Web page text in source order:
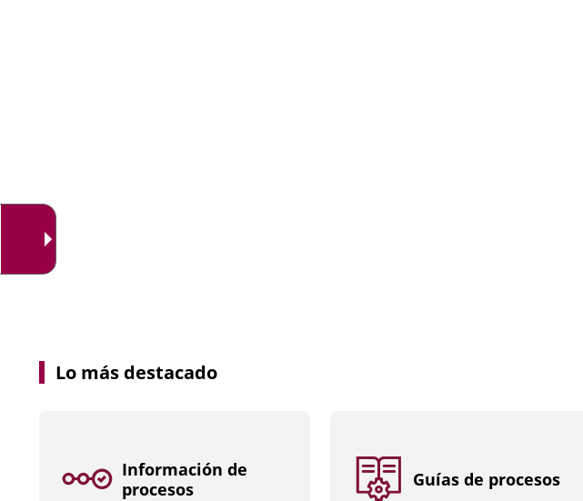
Lo más destacado
Información de
procesos
Guías de procesos